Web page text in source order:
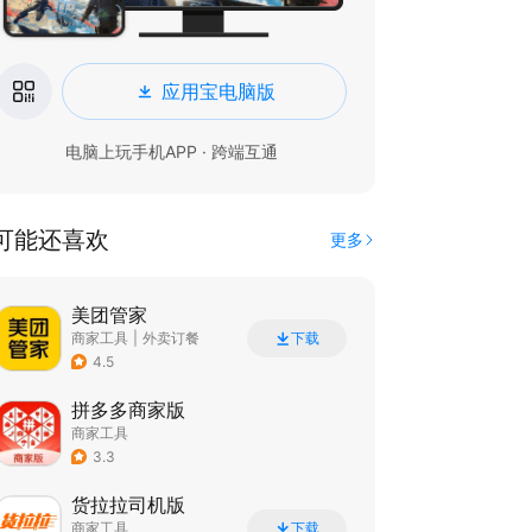
应用宝电脑版
电脑上玩手机APP · 跨端互通
能还喜欢 更多
美团管家
商家工具
外卖订餐
4.5
下载
拼多多商家版
商家工具
3.3
货拉拉司机版
商家工具 下载